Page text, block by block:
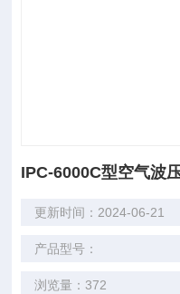
IPC-6000C型空气波
更新时间：2024-06-21
产品型号：
浏览量：372